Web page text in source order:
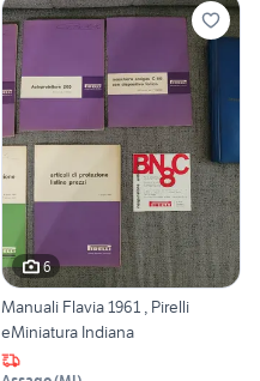
6
Manuali Flavia 1961 , Pirelli
eMiniatura Indiana